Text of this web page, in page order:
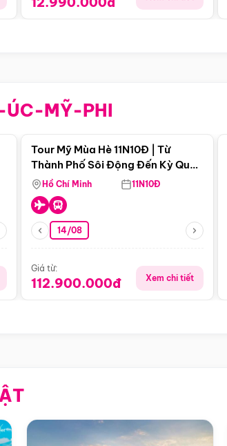
ÚC-MỸ-PHI
Tour Mỹ Mùa Hè 11N10Đ | Từ
Thành Phố Sôi Động Đến Kỳ Quan
Thiên Nhiên Mỹ
Hồ Chí Minh 11N10Đ
14/08
Giá từ:
112.900.000đ Xem chi tiết